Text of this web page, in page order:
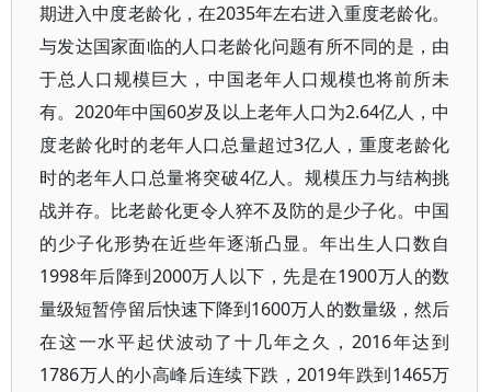
期进入中度老龄化，在2035年左右进入重度老龄化。
与发达国家面临的人口老龄化问题有所不同的是，由
于总人口规模巨大，中国老年人口规模也将前所未
有。2020年中国60岁及以上老年人口为2.64亿人，中
度老龄化时的老年人口总量超过3亿人，重度老龄化
时的老年人口总量将突破4亿人。规模压力与结构挑
战并存。比老龄化更令人猝不及防的是少子化。中国
的少子化形势在近些年逐渐凸显。年出生人口数自
1998年后降到2000万人以下，先是在1900万人的数
量级短暂停留后快速下降到1600万人的数量级，然后
在这一水平起伏波动了十几年之久，2016年达到
1786万人的小高峰后连续下跌，2019年跌到1465万